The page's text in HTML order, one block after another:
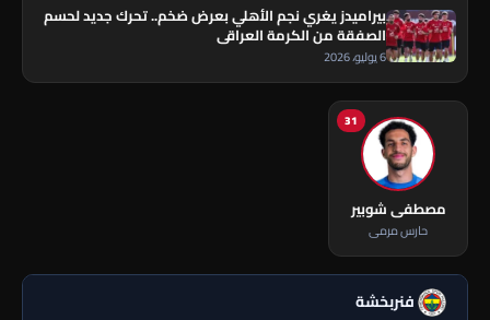
بيراميدز يغري نجم الأهلي بعرض ضخم.. تحرك جديد لحسم
الصفقة من الكرمة العراقي
6 يوليو، 2026
31
مصطفى شوبير
حارس مرمى
فنربخشة